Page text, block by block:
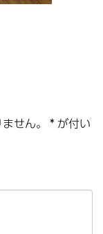
せん。 * が付い